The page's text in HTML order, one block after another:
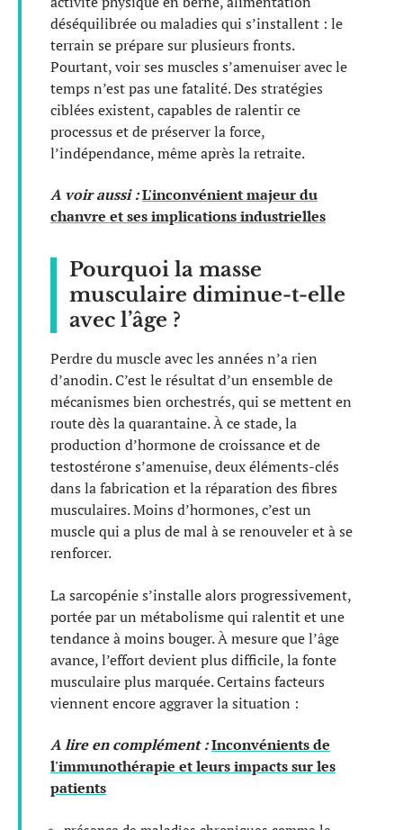
déséquilibrée ou maladies qui s’installent : le
terrain se prépare sur plusieurs fronts.
Pourtant, voir ses muscles s’amenuiser avec le
temps n’est pas une fatalité. Des stratégies
ciblées existent, capables de ralentir ce
processus et de préserver la force,
l’indépendance, même après la retraite.
A voir aussi :L'inconvénient majeur du
chanvre et ses implications industrielles
Pourquoi la masse
musculaire diminue-t-elle
avec l’âge ?
Perdre du muscle avec les années n’a rien
d’anodin. C’est le résultat d’un ensemble de
mécanismes bien orchestrés, qui se mettent en
route dès la quarantaine. À ce stade, la
production d’hormone de croissance et de
testostérone s’amenuise, deux éléments-clés
dans la fabrication et la réparation des fibres
musculaires. Moins d’hormones, c’est un
muscle qui a plus de mal à se renouveler et à se
renforcer.
La sarcopénie s’installe alors progressivement,
portée par un métabolisme qui ralentit et une
tendance à moins bouger. À mesure que l’âge
avance, l’effort devient plus difficile, la fonte
musculaire plus marquée. Certains facteurs
viennent encore aggraver la situation :
A lire en complément :Inconvénients de
l'immunothérapie et leurs impacts sur les
patients